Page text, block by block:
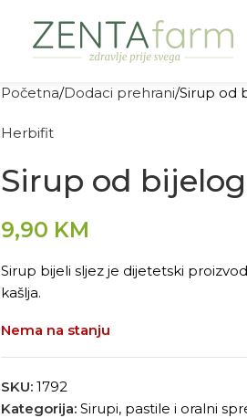
Početna Dodaci prehrani Sirup od
Herbifit
Sirup od
9,90 KM
Sirup bijeli sljez je dijetetski
kašlja.
Nema na stanju
SKU: 1792
Kategorija: Sirupi, pastile i oralni